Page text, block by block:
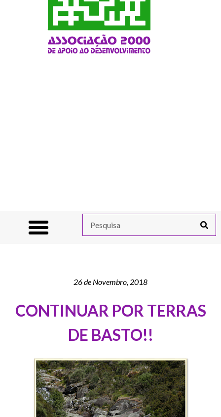
26 de Novembro, 2018
CONTINUAR POR TERRAS
DE BASTO!!